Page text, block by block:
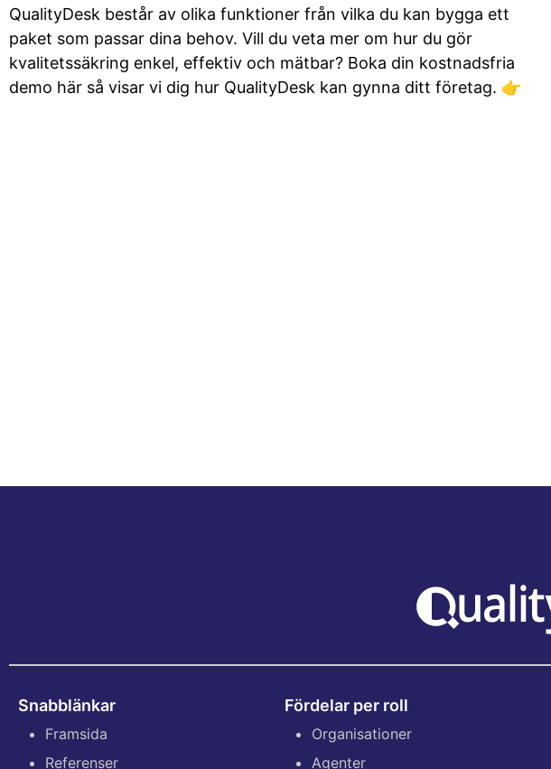
QualityDesk består av olika funktioner från vilka du kan bygga ett
paket som passar dina behov. Vill du veta mer om hur du gör
kvalitetssäkring enkel, effektiv och mätbar? Boka din kostnadsfria
demo här så visar vi dig hur QualityDesk kan gynna ditt företag. 👉
Snabblänkar
Framsida
Referenser
Fördelar per roll
Organisationer
Agenter